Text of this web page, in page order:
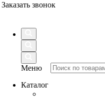
Заказать звонок
Меню
Каталог